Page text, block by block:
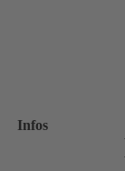
Infos